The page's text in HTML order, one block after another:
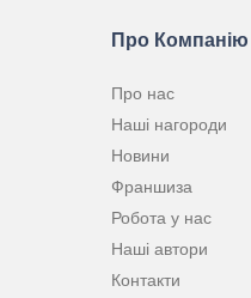
Про Компанію
Про нас
Наші нагороди
Новини
Франшиза
Робота у нас
Наші автори
Контакти